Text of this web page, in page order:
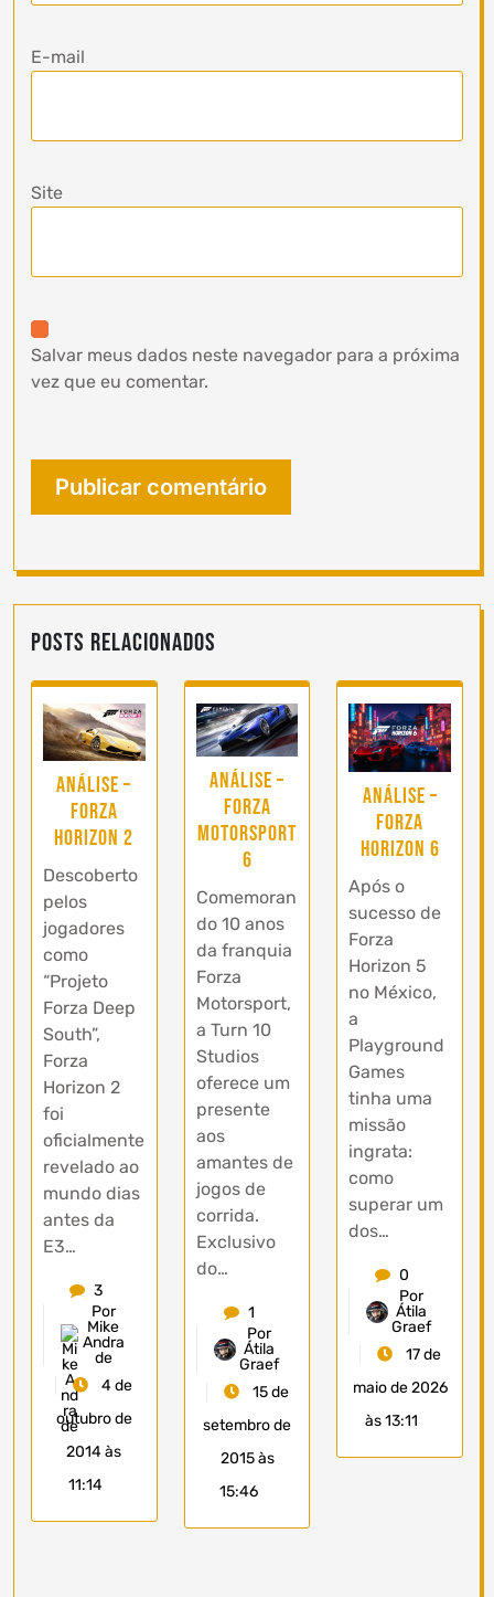
E-mail
Site
Salvar meus dados neste navegador para a próxima
vez que eu comentar.
Posts Relacionados
Análise –
Forza
Horizon 2
Descoberto
pelos
jogadores
como
“Projeto
Forza Deep
South”,
Forza
Horizon 2
foi
oficialmente
revelado ao
mundo dias
antes da
E3…
3
Por
Mike
Andra
de
4 de
outubro de
2014 às
11:14
Análise –
Forza
Motorsport
6
Comemoran
do 10 anos
da franquia
Forza
Motorsport,
a Turn 10
Studios
oferece um
presente
aos
amantes de
jogos de
corrida.
Exclusivo
do…
1
Por
Átila
Graef
15 de
setembro de
2015 às
15:46
Análise –
Forza
Horizon 6
Após o
sucesso de
Forza
Horizon 5
no México,
a
Playground
Games
tinha uma
missão
ingrata:
como
superar um
dos…
0
Por
Átila
Graef
17 de
maio de 2026
às 13:11